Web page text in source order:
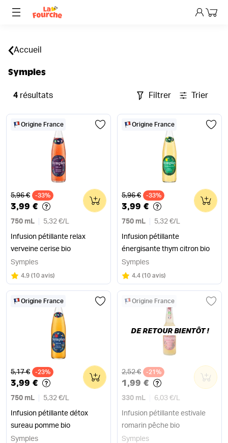
Mon
Accueil
Symples
4 résultats Filtrer Trier
Origine France
Ancien prix
5,96 € -33%
3,99 €
750 mL 5,32 €/ L
Infusion pétillante relax
verveine cerise bio
0
Symples
Note
4.9 sur 5
(10 avis)
Origine France
Ancien prix
5,96 € -33%
3,99 €
750 mL 5,32 €/ L
Infusion pétillante
énergisante thym citron bio
0
Symples
Note
4.4 sur 5
(10 avis)
Origine France
Ancien prix
5,17 € -23%
3,99 €
750 mL 5,32 €/ L
Infusion pétillante détox
sureau pomme bio
0
Symples
Origine France
Ancien prix
2,52 € -21%
1,99 €
330 mL 6,03 €/ L
Infusion pétillante estivale
romarin pêche bio
0
Symples
DE RETOUR BIENTÔT !